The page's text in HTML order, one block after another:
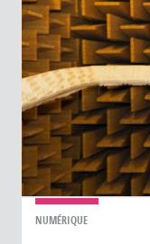
NUMÉRIQUE